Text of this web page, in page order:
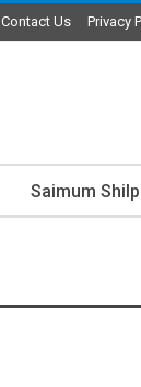
Contact Us Privacy
Saimum